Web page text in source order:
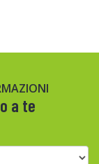
a te